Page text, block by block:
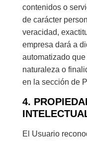
contenidos o
de carácter
veracidad,
empresa dará a
automatizado
naturaleza o
en la sección de
4.
El Usuario